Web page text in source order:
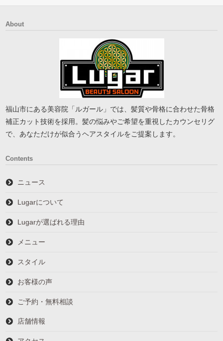
About
福山市にある美容院「ルガール」では、髪質や骨格に合わせた骨格
補正カット技術を採用。髪の悩みやご希望を重視したカウンセリグ
で、あなただけが似合うヘアスタイルをご提案します。
Contents
ニュース
Lugarについて
Lugarが選ばれる理由
メニュー
スタイル
お客様の声
ご予約・無料相談
店舗情報